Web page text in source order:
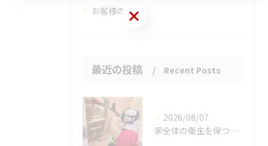
お客様の声
最近の投稿 Recent Posts
2026/08/07
家全体の衛生を保つ鍵。
お問い合わせはこちら